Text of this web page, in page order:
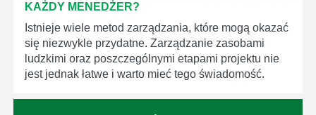
KAŻDY MENEDŻER?
Istnieje wiele metod zarządzania, które mogą okazać
się niezwykle przydatne. Zarządzanie zasobami
ludzkimi oraz poszczególnymi etapami projektu nie
jest jednak łatwe i warto mieć tego świadomość.